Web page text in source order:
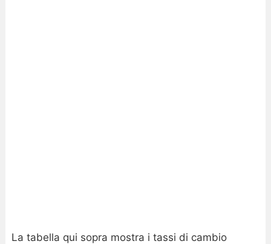
La tabella qui sopra mostra i tassi di cambio